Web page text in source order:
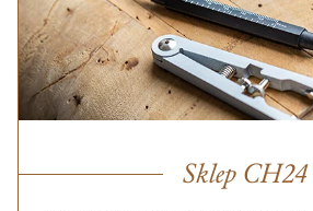
Sklep CH24